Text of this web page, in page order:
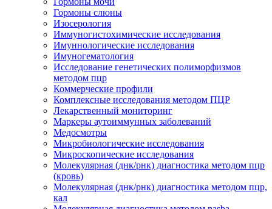
Гормоны слюны
Изосерология
Иммуногистохимические исследования
Имуннологические исследования
Имуногематология
Исследование генетических полиморфизмов
методом пцр
Коммерческие профили
Комплексные исследования методом ПЦР
Лекарственный мониторинг
Маркеры аутоиммунных заболеваний
Медосмотры
Микробиологические исследования
Микроскопические исследования
Молекулярная (днк/рнк) диагностика методом пцр
(кровь)
Молекулярная (днк/рнк) диагностика методом пцр,
кал